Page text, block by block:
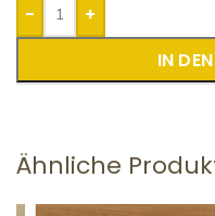
-
+
IN
Ähnliche